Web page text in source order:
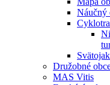
Náučný
Družobné
MAS Vitis